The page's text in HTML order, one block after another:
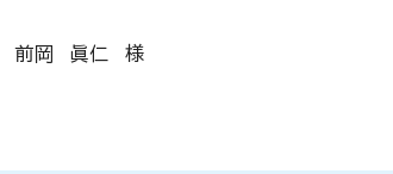
前岡 眞仁 様